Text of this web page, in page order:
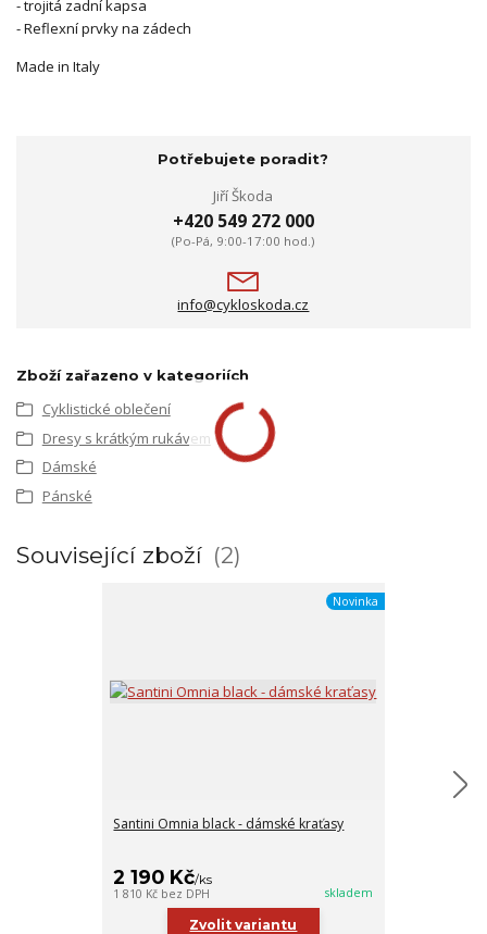
- trojitá zadní kapsa
- Reflexní prvky na zádech
Made in Italy
Potřebujete poradit?
Jiří Škoda
+420 549 272 000
(Po-Pá, 9:00-17:00 hod.)
info@cykloskoda.cz
Zboží zařazeno v kategoriích
Cyklistické oblečení
Dresy s krátkým rukávem
Dámské
Pánské
Související zboží 2
Novinka
Santini Omnia black - dámské kraťasy
2 190 Kč/ks
1 810 Kč bez DPH skladem
Zvolit variantu